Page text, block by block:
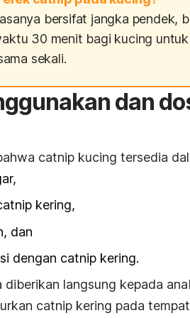
bersifat jangka pendek,
30 menit bagi kucing
sekali.
dan
catnip kucing tersedia
kering,
dan
dengan catnip kering.
diberikan langsung kepada
catnip kering pada